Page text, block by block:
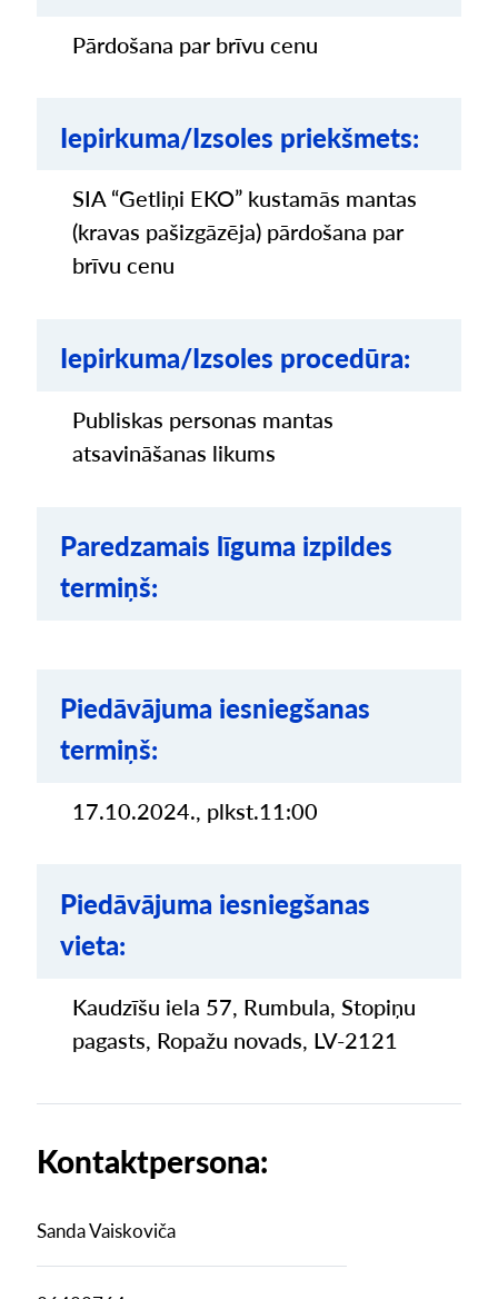
Pārdošana par brīvu cenu
Iepirkuma/Izsoles priekšmets:
SIA “Getliņi EKO” kustamās mantas
(kravas pašizgāzēja) pārdošana par
brīvu cenu
Iepirkuma/Izsoles procedūra:
Publiskas personas mantas
atsavināšanas likums
Paredzamais līguma izpildes
termiņš:
Piedāvājuma iesniegšanas
termiņš:
17.10.2024., plkst.11:00
Piedāvājuma iesniegšanas
vieta:
Kaudzīšu iela 57, Rumbula, Stopiņu
pagasts, Ropažu novads, LV-2121
Kontaktpersona:
Sanda Vaiskoviča